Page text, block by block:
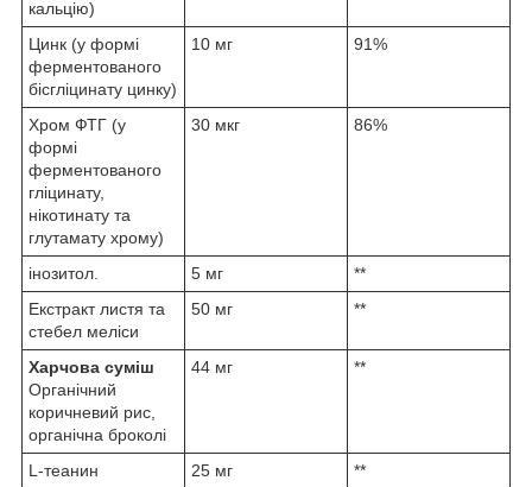
кальцію)
Цинк (у формі
ферментованого
бісгліцинату цинку)
10 мг 91%
Хром ФТГ (у
формі
ферментованого
гліцинату,
нікотинату та
глутамату хрому)
30 мкг 86%
інозитол. 5 мг
**
Екстракт листя та
стебел меліси
50 мг **
Харчова суміш
Органічний
коричневий рис,
органічна броколі
44 мг **
L-теанин 25 мг
**